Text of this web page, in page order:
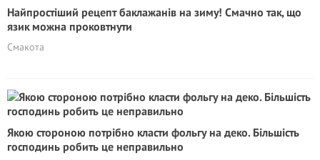
Найпростіший рецепт баклажанів на зиму! Смачно так, що
язик можна проковтнути
Смакота
Якою стороною потрібно класти фольгу на деко. Більшість
господинь робить це неправильно